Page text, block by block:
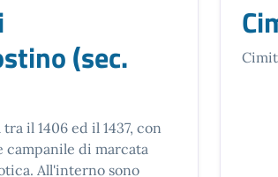
(sec.
il 1406 ed il 1437, con
campanile di marcata
All'interno sono